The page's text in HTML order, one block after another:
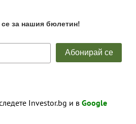
Investor.bg и в Google